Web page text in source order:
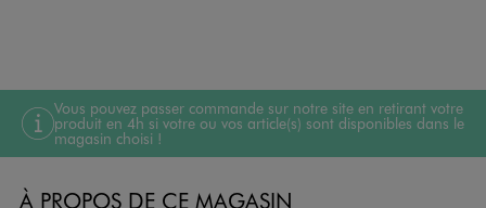
Vous pouvez passer commande sur notre site en retirant votre
produit en 4h si votre ou vos article(s) sont disponibles dans le
magasin choisi !
À PROPOS DE CE MAGASIN